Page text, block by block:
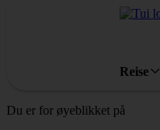
Reise
Du er for øyeblikket på